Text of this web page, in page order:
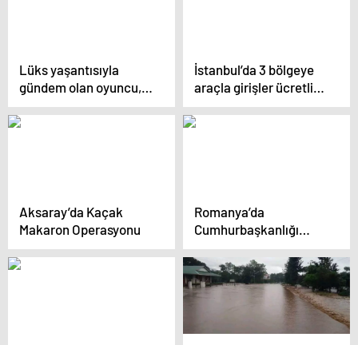
Lüks yaşantısıyla
gündem olan oyuncu,
uyuşturucu
kaçakcılığından
İstanbul’da 3 bölgeye
araçla girişler ücretli
olacak
Aksaray’da Kaçak
Makaron Operasyonu
Romanya’da
Cumhurbaşkanlığı
Seçim Sonuçları
Yeniden Sayılacak